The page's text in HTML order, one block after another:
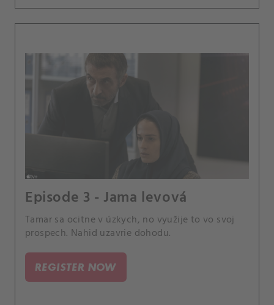
Episode 3 - Jama levová
Tamar sa ocitne v úzkych, no využije to vo svoj
prospech. Nahid uzavrie dohodu.
REGISTER NOW